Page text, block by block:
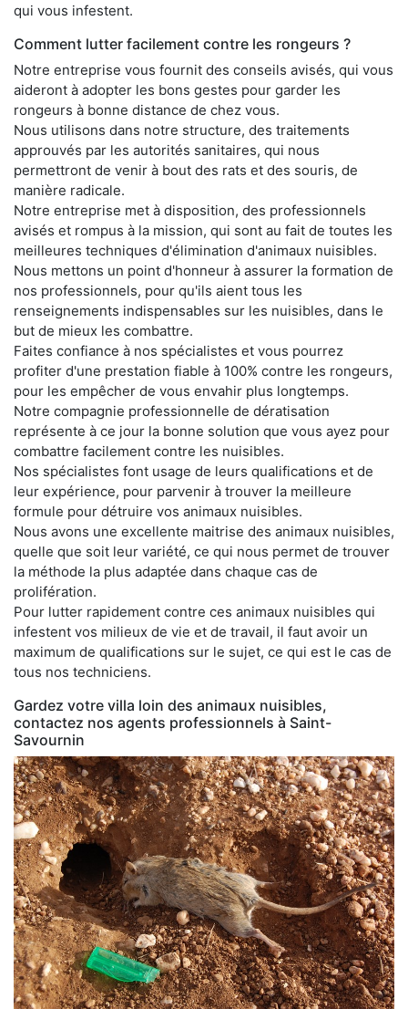
qui vous infestent.
Comment lutter facilement contre les rongeurs ?
Notre entreprise vous fournit des conseils avisés, qui vous
aideront à adopter les bons gestes pour garder les
rongeurs à bonne distance de chez vous.
Nous utilisons dans notre structure, des traitements
approuvés par les autorités sanitaires, qui nous
permettront de venir à bout des rats et des souris, de
manière radicale.
Notre entreprise met à disposition, des professionnels
avisés et rompus à la mission, qui sont au fait de toutes les
meilleures techniques d'élimination d'animaux nuisibles.
Nous mettons un point d'honneur à assurer la formation de
nos professionnels, pour qu'ils aient tous les
renseignements indispensables sur les nuisibles, dans le
but de mieux les combattre.
Faites confiance à nos spécialistes et vous pourrez
profiter d'une prestation fiable à 100% contre les rongeurs,
pour les empêcher de vous envahir plus longtemps.
Notre compagnie professionnelle de dératisation
représente à ce jour la bonne solution que vous ayez pour
combattre facilement contre les nuisibles.
Nos spécialistes font usage de leurs qualifications et de
leur expérience, pour parvenir à trouver la meilleure
formule pour détruire vos animaux nuisibles.
Nous avons une excellente maitrise des animaux nuisibles,
quelle que soit leur variété, ce qui nous permet de trouver
la méthode la plus adaptée dans chaque cas de
prolifération.
Pour lutter rapidement contre ces animaux nuisibles qui
infestent vos milieux de vie et de travail, il faut avoir un
maximum de qualifications sur le sujet, ce qui est le cas de
tous nos techniciens.
Gardez votre villa loin des animaux nuisibles,
contactez nos agents professionnels à Saint-
Savournin